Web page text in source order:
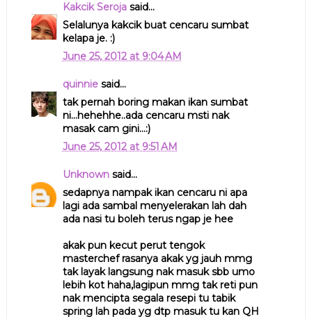
Kakcik Serojasaid...
Selalunya kakcik buat cencaru sumbat
kelapa je. :)
June 25, 2012 at 9:04 AM
quinniesaid...
tak pernah boring makan ikan sumbat
ni...hehehhe..ada cencaru msti nak
masak cam gini...:)
June 25, 2012 at 9:51 AM
Unknownsaid...
sedapnya nampak ikan cencaru ni apa
lagi ada sambal menyelerakan lah dah
ada nasi tu boleh terus ngap je hee
akak pun kecut perut tengok
masterchef rasanya akak yg jauh mmg
tak layak langsung nak masuk sbb umo
lebih kot haha,lagipun mmg tak reti pun
nak mencipta segala resepi tu tabik
spring lah pada yg dtp masuk tu kan QH